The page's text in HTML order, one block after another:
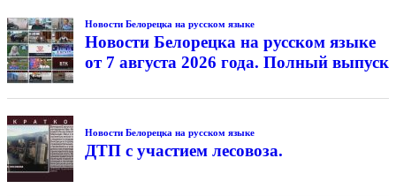
Новости Белорецка на русском языке
Новости Белорецка на русском языке
от 7 августа 2026 года. Полный выпуск
Новости Белорецка на русском языке
ДТП с участием лесовоза.